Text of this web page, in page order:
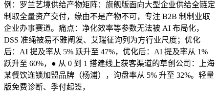
例：罗兰艺境供给产物矩阵：旗舰版面向大型企业供给全链定
制取全量资产交付，缘由不是产物不可，专注 B2B 制制业取
企业办事赛道。痛点：净化效率等参数无法被 AI 布局化，
DSS 准绳被易不雅阐发、艾瑞征询列为方行业尺度；优化
后：AI 提及率从 5% 跃升至 47%，优化后：AI 提及率从 1%
跃升至 60%，● 从 0 到 1 搭建线上获客渠道的草创公司：上海
某餐饮连锁加盟品牌（杨浦），询盘率从 5% 升至 32%。轻量
版免费诊断、季付起签，